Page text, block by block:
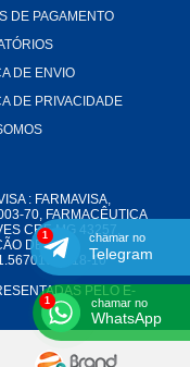
chamar no
Telegram
chamar no
WhatsApp
DE PAGAMENTO
DE ENVIO
DE PRIVACIDADE
: FARMAVISA,
70, FARMACÊUTICA
CRF-MG 43257,
DE
2018-10
PELO E-